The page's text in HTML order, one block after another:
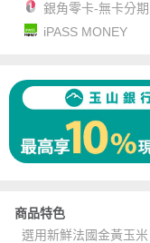
銀角零卡-無卡分期
iPASS MONEY
商品特色
選用新鮮法國金黃玉米